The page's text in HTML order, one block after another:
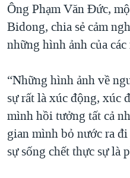
Ông Phạm Văn Đức,
Bidong, chia sẻ cảm
những hình ảnh của
“Những hình ảnh về
sự rất là xúc động, xúc
mình hồi tưởng tất cả
gian mình bỏ nước ra
sự sống chết thực sự là